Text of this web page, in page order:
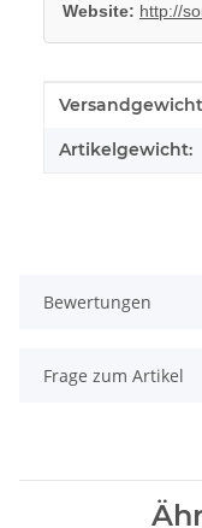
Website: http://
Wert
Artikelgewicht:
Bewertungen
Frage zum Artikel